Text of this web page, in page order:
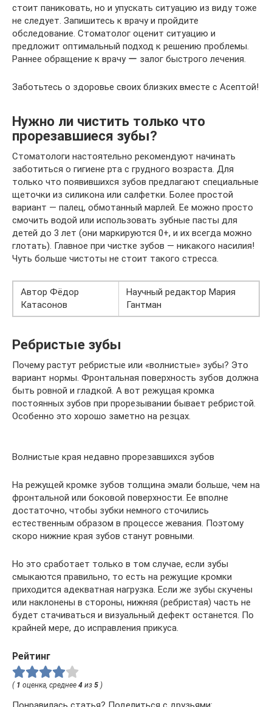
стоит паниковать, но и упускать ситуацию из виду тоже
не следует. Запишитесь к врачу и пройдите
обследование. Стоматолог оценит ситуацию и
предложит оптимальный подход к решению проблемы.
Раннее обращение к врачу ー залог быстрого лечения.
Заботьтесь о здоровье своих близких вместе с Асептой!
Нужно ли чистить только что
прорезавшиеся зубы?
Стоматологи настоятельно рекомендуют начинать
заботиться о гигиене рта с грудного возраста. Для
только что появившихся зубов предлагают специальные
щеточки из силикона или салфетки. Более простой
вариант — палец, обмотанный марлей. Ее можно просто
смочить водой или использовать зубные пасты для
детей до 3 лет (они маркируются 0+, и их всегда можно
глотать). Главное при чистке зубов — никакого насилия!
Чуть больше чистоты не стоит такого стресса.
Автор Фёдор
Катасонов
Научный редактор Мария
Гантман
Ребристые зубы
Почему растут ребристые или «волнистые» зубы? Это
вариант нормы. Фронтальная поверхность зубов должна
быть ровной и гладкой. А вот режущая кромка
постоянных зубов при прорезывании бывает ребристой.
Особенно это хорошо заметно на резцах.
Волнистые края недавно прорезавшихся зубов
На режущей кромке зубов толщина эмали больше, чем на
фронтальной или боковой поверхности. Ее вполне
достаточно, чтобы зубки немного сточились
естественным образом в процессе жевания. Поэтому
скоро нижние края зубов станут ровными.
Но это сработает только в том случае, если зубы
смыкаются правильно, то есть на режущие кромки
приходится адекватная нагрузка. Если же зубы скучены
или наклонены в стороны, нижняя (ребристая) часть не
будет стачиваться и визуальный дефект останется. По
крайней мере, до исправления прикуса.
Рейтинг
( 1 оценка, среднее 4 из 5 )